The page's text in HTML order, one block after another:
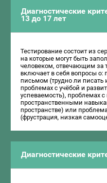
Диагностические
13 до 17 лет
Тестирование состоит из
на которые могут быть
человеком, отвечающим за
включает в себя вопросы о:
письмом (трудно ли писать
проблемах с учёбой и
успеваемость), проблемах
пространственными
пространстве) или
(фрустрация, низкая
Диагностические